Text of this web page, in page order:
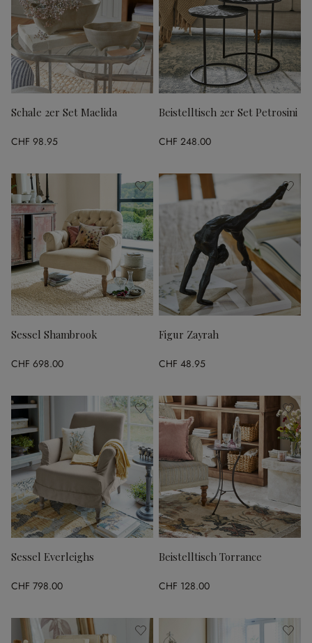
Schale 2er Set Maelida
CHF 98.95
Beistelltisch 2er Set Petrosini
CHF 248.00
Sessel Shambrook
CHF 698.00
Figur Zayrah
CHF 48.95
Sessel Everleighs
CHF 798.00
Beistelltisch Torrance
CHF 128.00